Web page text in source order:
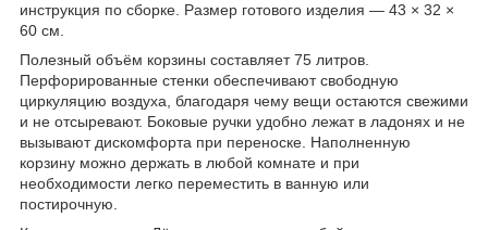
инструкция по сборке. Размер готового изделия — 43 × 32 ×
60 см.
Полезный объём корзины составляет 75 литров.
Перфорированные стенки обеспечивают свободную
циркуляцию воздуха, благодаря чему вещи остаются свежими
и не отсыревают. Боковые ручки удобно лежат в ладонях и не
вызывают дискомфорта при переноске. Наполненную
корзину можно держать в любой комнате и при
необходимости легко переместить в ванную или
постирочную.